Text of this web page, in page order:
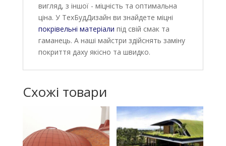
вигляд, з іншої - міцність та оптимальна
ціна. У ТехБудДизайн ви знайдете міцні
покрівельні матеріали під свій смак та
гаманець. А наші майстри здійснять заміну
покриття даху якісно та швидко.
Схожі товари